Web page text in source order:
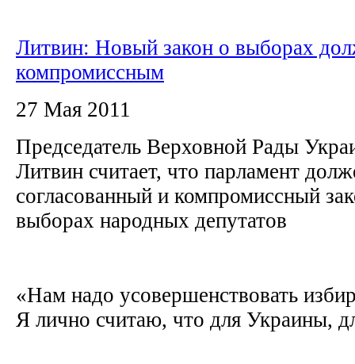
Литвин: Новый закон о выборах
компромиссным
27 Мая 2011
Председатель Верховной Рады
Литвин считает, что парламент
согласованный и компромиссный
выборах народных депутатов
«Нам надо усовершенствовать
Я лично считаю, что для Украины,